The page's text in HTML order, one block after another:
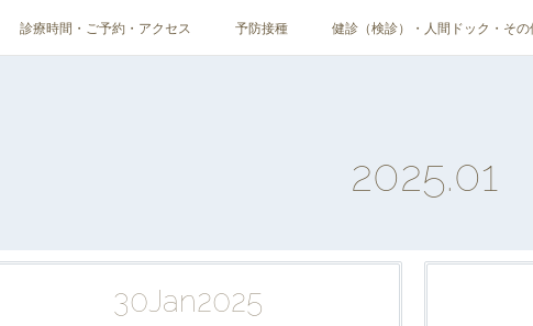
診療時間・ご予約・アクセス 予防接種 健診（検診）・人間ドック・そ
2025.01
30Jan2025